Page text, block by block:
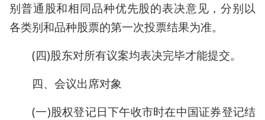
别普通股和相同品种优先股的表决意见，分别以
各类别和品种股票的第一次投票结果为准。
(四)股东对所有议案均表决完毕才能提交。
四、会议出席对象
(一)股权登记日下午收市时在中国证券登记结